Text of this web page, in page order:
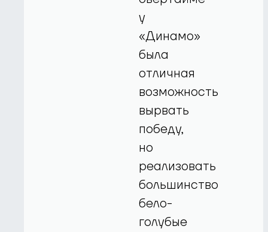
у
«Динамо»
была
отличная
возможность
вырвать
победу,
но
реализовать
большинство
бело-
голубые